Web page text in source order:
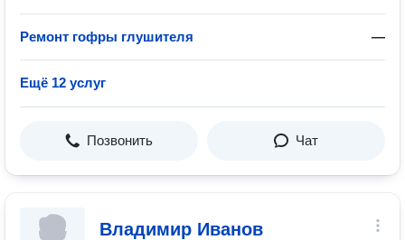
Ремонт гофры глушителя —
Ещё 12 услуг
Позвонить Чат
Владимир Иванов